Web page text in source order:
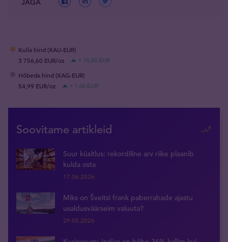
JAGA
Kulla hind (XAU-EUR)
3 756,60 EUR/oz
+ 76,65 EUR
Hõbeda hind (XAG-EUR)
54,99 EUR/oz
+ 1,60 EUR
Soovitame artikleid
Suur küsitlus: rekordiline arv riike plaanib
kulda osta
17.06.2026
Miks on Šveitsi frank paberrahade ajastu
usaldusväärseim valuuta?
29.05.2026